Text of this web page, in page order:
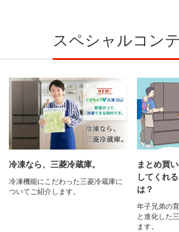
スペシャルコン
冷凍なら、三菱冷蔵庫。
冷凍機能にこだわった三菱冷蔵庫に
ついてご紹介します。
まとめ買
してくれ
は？
年子兄弟の
と進化した
ます。